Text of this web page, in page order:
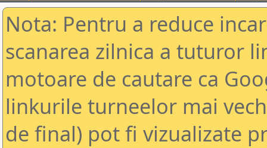
Nota: Pentru a reduce
scanarea zilnica a tuturor
motoare de cautare ca
linkurile turneelor mai
de final) pot fi vizualizate